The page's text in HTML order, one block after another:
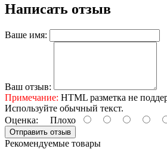
Написать отзыв
Ваше имя:
Ваш отзыв:
Примечание: HTML разметка не
Используйте обычный текст.
Оценка: Плохо
Отправить отзыв
Рекомендуемые товары